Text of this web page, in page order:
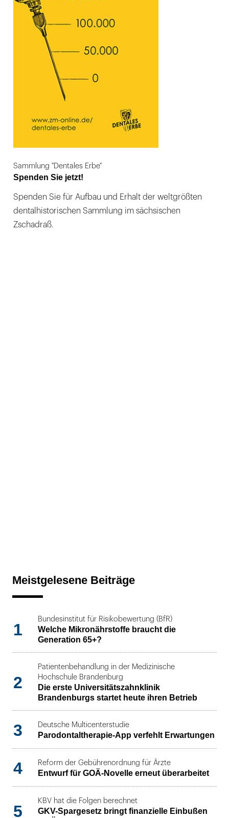
Sammlung "Dentales Erbe"
Spenden Sie jetzt!
Spenden Sie für Aufbau und Erhalt der weltgrößten
dentalhistorischen Sammlung im sächsischen
Zschadraß.
Meistgelesene Beiträge
1
Bundesinstitut für Risikobewertung (BfR)
Welche Mikronährstoffe braucht die
Generation 65+?
2
Patientenbehandlung in der Medizinische
Hochschule Brandenburg
Die erste Universitätszahnklinik
Brandenburgs startet heute ihren Betrieb
3 Deutsche Multicenterstudie
Parodontaltherapie-App verfehlt Erwartungen
4 Reform der Gebührenordnung für Ärzte
Entwurf für GOÄ-Novelle erneut überarbeitet
5
KBV hat die Folgen berechnet
GKV-Spargesetz bringt finanzielle Einbußen